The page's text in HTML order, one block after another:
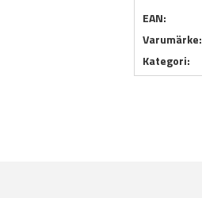
EAN:
Varumärke:
Kategori: